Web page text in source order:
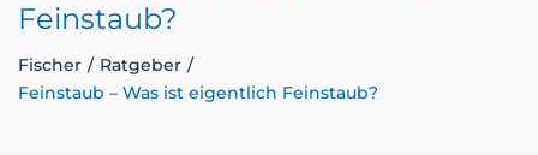
Feinstaub?
Fischer
Ratgeber
Feinstaub – Was ist eigentlich Feinstaub?